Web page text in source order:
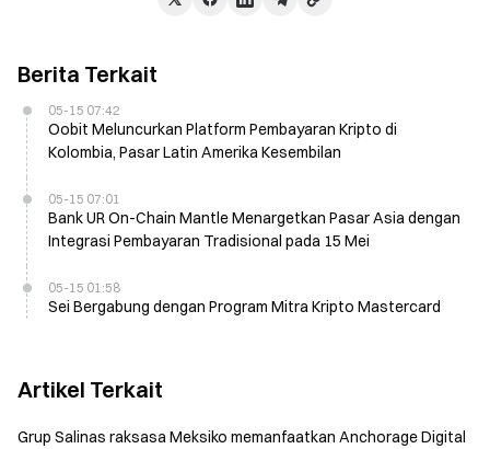
Berita Terkait
05-15 07:42
Oobit Meluncurkan Platform Pembayaran Kripto di
Kolombia, Pasar Latin Amerika Kesembilan
05-15 07:01
Bank UR On-Chain Mantle Menargetkan Pasar Asia dengan
Integrasi Pembayaran Tradisional pada 15 Mei
05-15 01:58
Sei Bergabung dengan Program Mitra Kripto Mastercard
Artikel Terkait
Grup Salinas raksasa Meksiko memanfaatkan Anchorage Digital